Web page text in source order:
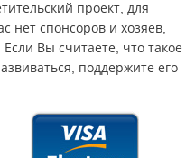
проект, для
нет спонсоров и хозяев,
Вы считаете, что такое
поддержите его